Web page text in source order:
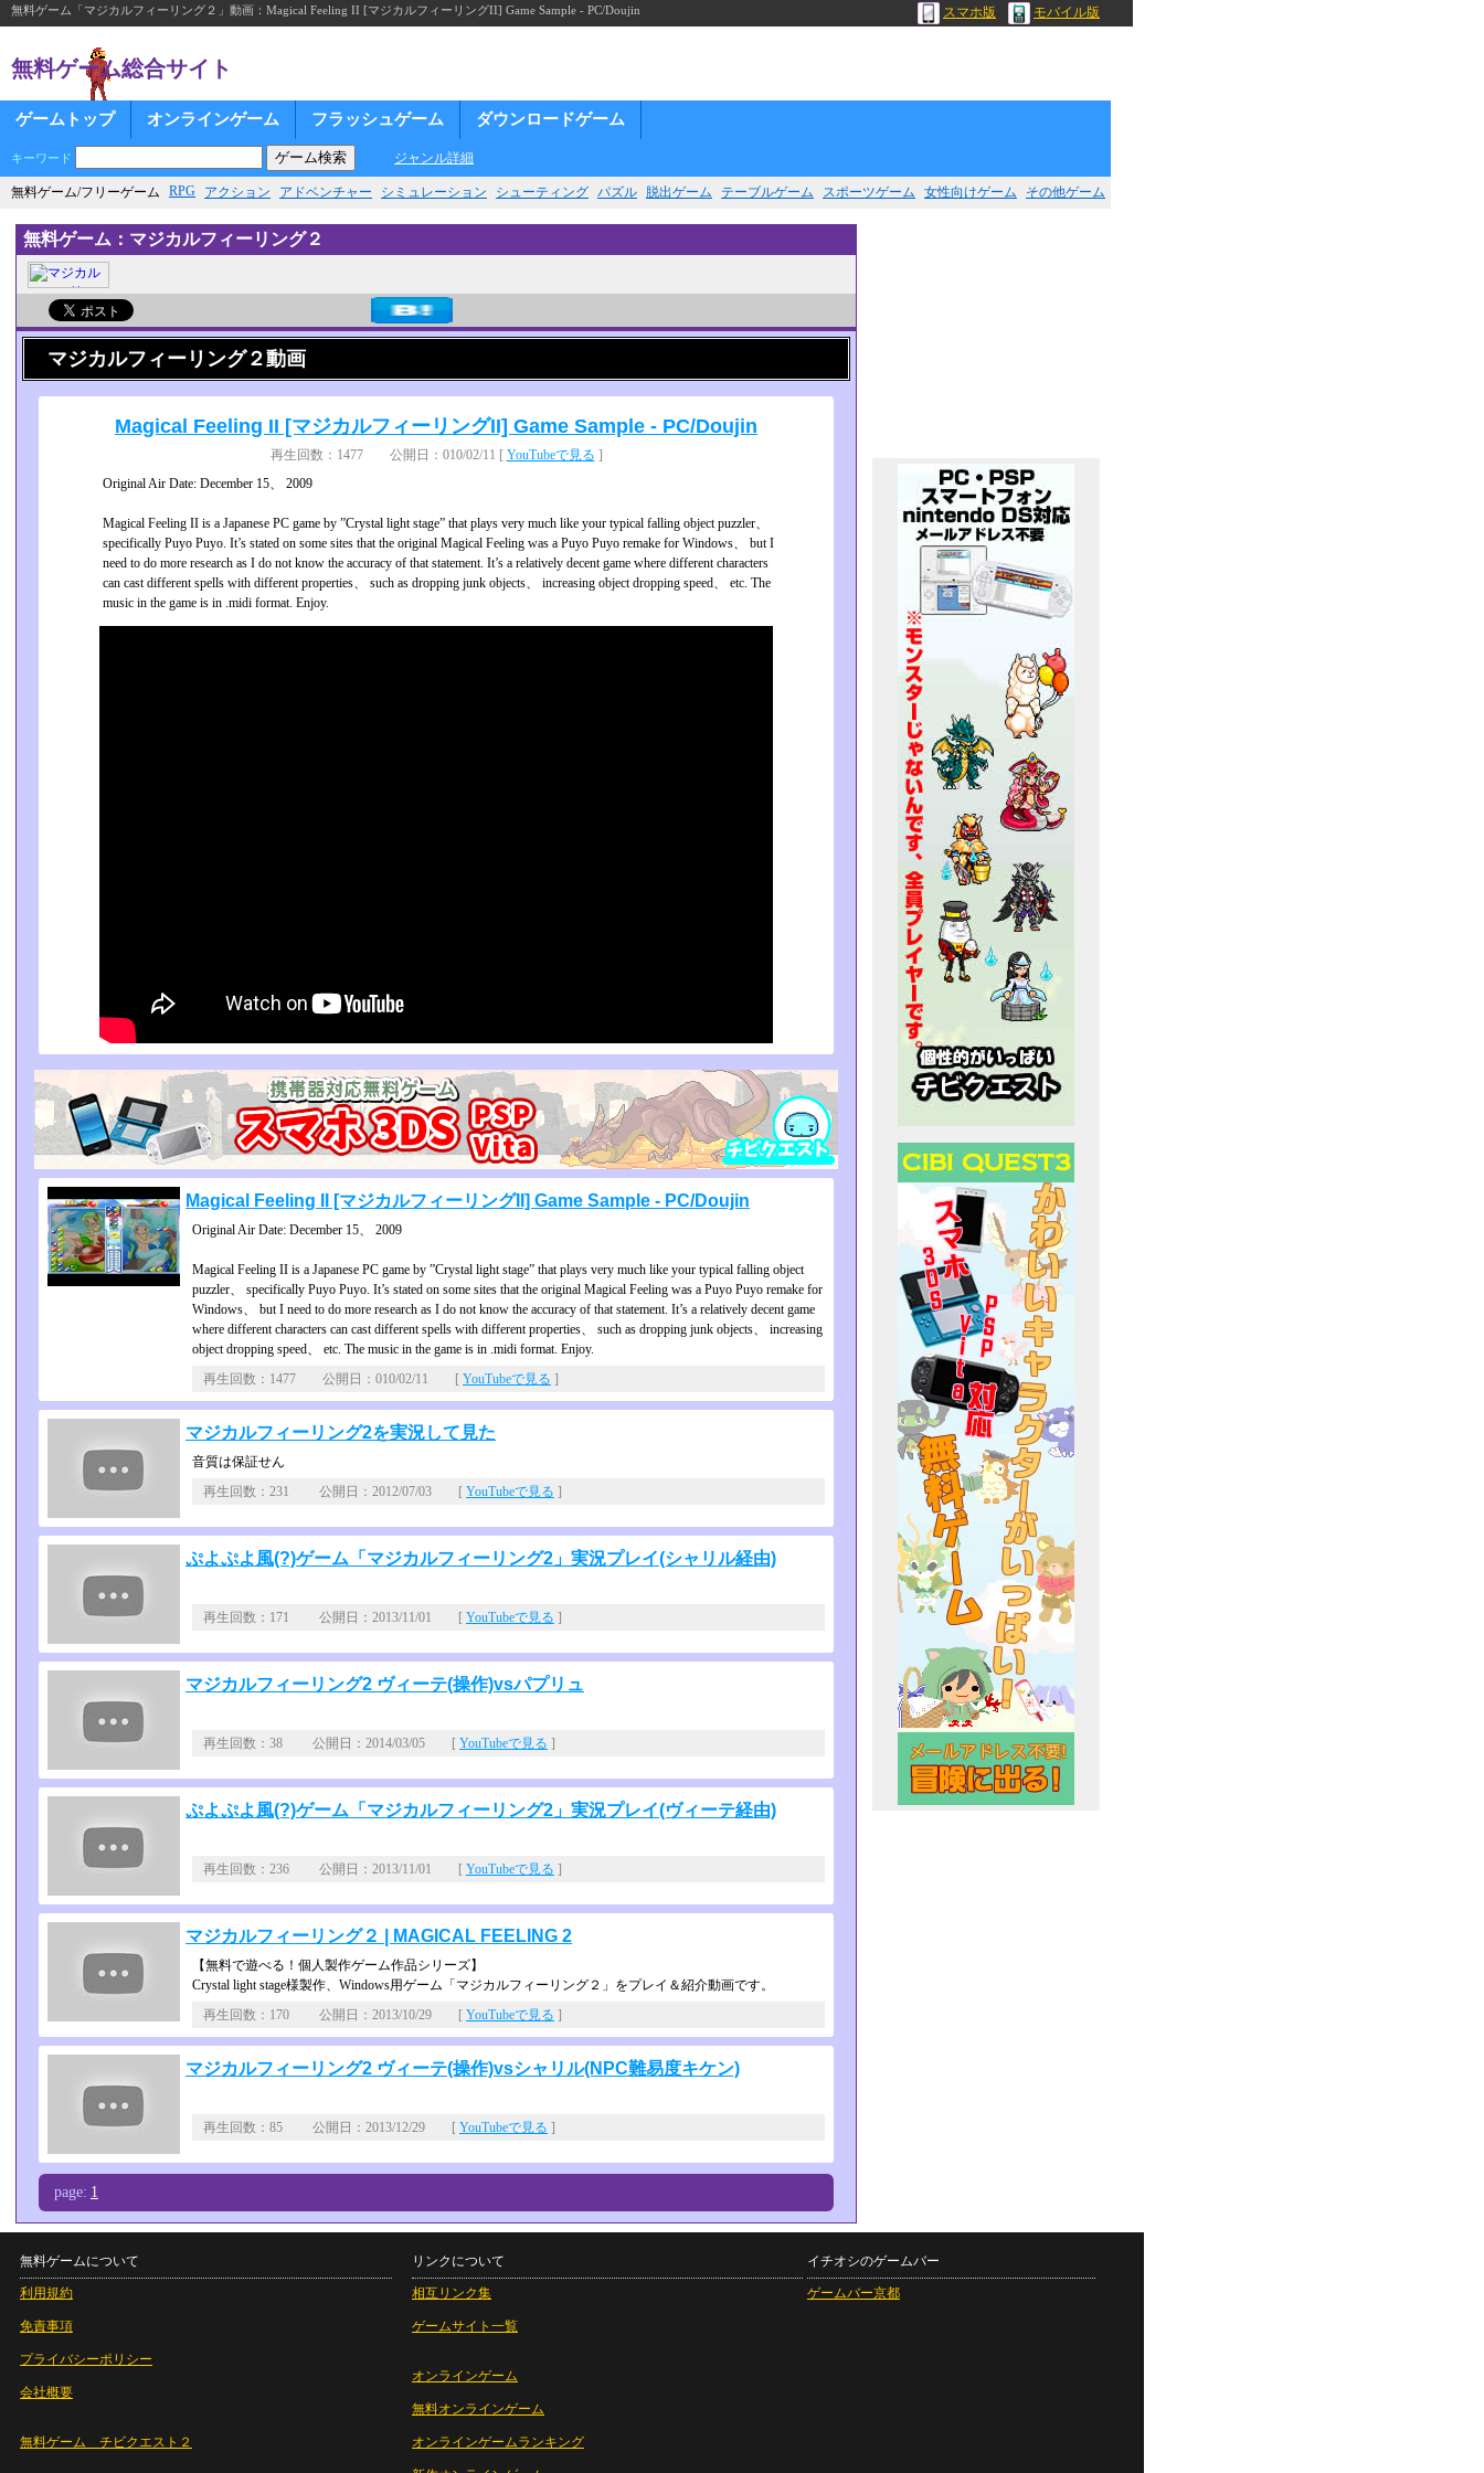
無料ゲーム「マジカルフィーリング２」動画：Magical Feeling II [マジカルフィーリングII] Game Sample - PC/Doujin スマホ版 モバイル版
無料ゲーム総合サイト
ゲームトップ オンラインゲーム フラッシュゲーム ダウンロードゲーム
キーワード ジャンル詳細
無料ゲーム/フリーゲーム RPG アクション アドベンチャー シミュレーション シューティング パズル 脱出ゲーム テーブルゲーム スポーツゲーム 女性向けゲーム その他ゲーム
無料ゲーム：マジカルフィーリング２
マジカルフィーリング２動画
Magical Feeling II [マジカルフィーリングII] Game Sample - PC/Doujin
再生回数：1477 公開日：010/02/11 [ YouTubeで見る ]
Original Air Date: December 15、 2009
Magical Feeling II is a Japanese PC game by ”Crystal light stage” that plays very much like your typical falling object puzzler、
specifically Puyo Puyo. It’s stated on some sites that the original Magical Feeling was a Puyo Puyo remake for Windows、 but I
need to do more research as I do not know the accuracy of that statement. It’s a relatively decent game where different characters
can cast different spells with different properties、 such as dropping junk objects、 increasing object dropping speed、 etc. The
music in the game is in .midi format. Enjoy.
Magical Feeling II [マジカルフィーリングII] Game Sample - PC/Doujin
Original Air Date: December 15、 2009
Magical Feeling II is a Japanese PC game by ”Crystal light stage” that plays very much like your typical falling object
puzzler、 specifically Puyo Puyo. It’s stated on some sites that the original Magical Feeling was a Puyo Puyo remake for
Windows、 but I need to do more research as I do not know the accuracy of that statement. It’s a relatively decent game
where different characters can cast different spells with different properties、 such as dropping junk objects、 increasing
object dropping speed、 etc. The music in the game is in .midi format. Enjoy.
再生回数：1477 公開日：010/02/11 [ YouTubeで見る ]
マジカルフィーリング2を実況して見た
音質は保証せん
再生回数：231 公開日：2012/07/03 [ YouTubeで見る ]
ぷよぷよ風(?)ゲーム「マジカルフィーリング2」実況プレイ(シャリル経由)
再生回数：171 公開日：2013/11/01 [ YouTubeで見る ]
マジカルフィーリング2 ヴィーテ(操作)vsパプリュ
再生回数：38 公開日：2014/03/05 [ YouTubeで見る ]
ぷよぷよ風(?)ゲーム「マジカルフィーリング2」実況プレイ(ヴィーテ経由)
再生回数：236 公開日：2013/11/01 [ YouTubeで見る ]
マジカルフィーリング２ | MAGICAL FEELING 2
【無料で遊べる！個人製作ゲーム作品シリーズ】
Crystal light stage様製作、Windows用ゲーム「マジカルフィーリング２」をプレイ＆紹介­動画です。
再生回数：170 公開日：2013/10/29 [ YouTubeで見る ]
マジカルフィーリング2 ヴィーテ(操作)vsシャリル(NPC難易度キケン)
再生回数：85 公開日：2013/12/29 [ YouTubeで見る ]
page: 1
無料ゲームについて
利用規約
免責事項
プライバシーポリシー
会社概要
無料ゲーム チビクエスト２
リンクについて
相互リンク集
ゲームサイト一覧
オンラインゲーム
無料オンラインゲーム
オンラインゲームランキング
イチオシのゲームバー
ゲームバー京都